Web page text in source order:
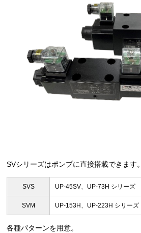
SVシリーズはポンプに直接搭載できます。
SVS UP-45SV、UP-73H シリーズ
SVM UP-153H、UP-223H シリーズ
各種パターンを用意。